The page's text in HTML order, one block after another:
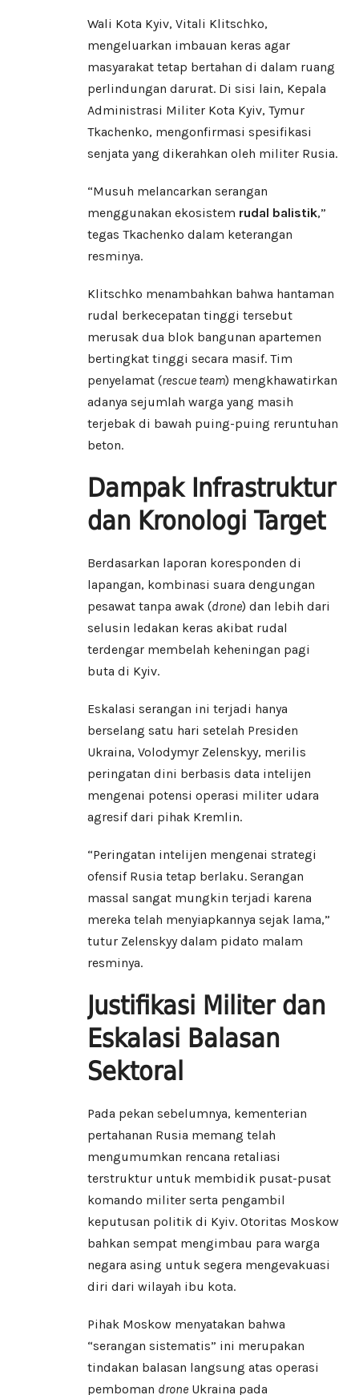
Wali Kota Kyiv, Vitali Klitschko,
mengeluarkan imbauan keras agar
masyarakat tetap bertahan di dalam ruang
perlindungan darurat. Di sisi lain, Kepala
Administrasi Militer Kota Kyiv, Tymur
Tkachenko, mengonfirmasi spesifikasi
senjata yang dikerahkan oleh militer Rusia.
“Musuh melancarkan serangan
menggunakan ekosistem rudal balistik,”
tegas Tkachenko dalam keterangan
resminya.
Klitschko menambahkan bahwa hantaman
rudal berkecepatan tinggi tersebut
merusak dua blok bangunan apartemen
bertingkat tinggi secara masif. Tim
penyelamat (rescue team) mengkhawatirkan
adanya sejumlah warga yang masih
terjebak di bawah puing-puing reruntuhan
beton.
Dampak Infrastruktur
dan Kronologi Target
Berdasarkan laporan koresponden di
lapangan, kombinasi suara dengungan
pesawat tanpa awak (drone) dan lebih dari
selusin ledakan keras akibat rudal
terdengar membelah keheningan pagi
buta di Kyiv.
Eskalasi serangan ini terjadi hanya
berselang satu hari setelah Presiden
Ukraina, Volodymyr Zelenskyy, merilis
peringatan dini berbasis data intelijen
mengenai potensi operasi militer udara
agresif dari pihak Kremlin.
“Peringatan intelijen mengenai strategi
ofensif Rusia tetap berlaku. Serangan
massal sangat mungkin terjadi karena
mereka telah menyiapkannya sejak lama,”
tutur Zelenskyy dalam pidato malam
resminya.
Justifikasi Militer dan
Eskalasi Balasan
Sektoral
Pada pekan sebelumnya, kementerian
pertahanan Rusia memang telah
mengumumkan rencana retaliasi
terstruktur untuk membidik pusat-pusat
komando militer serta pengambil
keputusan politik di Kyiv. Otoritas Moskow
bahkan sempat mengimbau para warga
negara asing untuk segera mengevakuasi
diri dari wilayah ibu kota.
Pihak Moskow menyatakan bahwa
“serangan sistematis” ini merupakan
tindakan balasan langsung atas operasi
pemboman drone Ukraina pada